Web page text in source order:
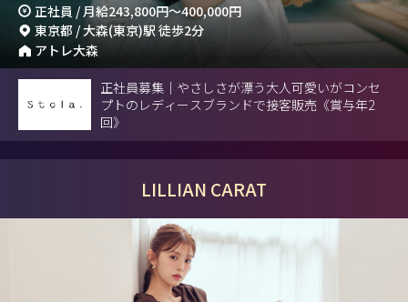
正社員 / 月給243,800円～400,000円
東京都 / 大森(東京)駅 徒歩2分
アトレ大森
正社員募集｜やさしさが漂う大人可愛いがコンセ
プトのレディースブランドで接客販売《賞与年2
回》
LILLIAN CARAT